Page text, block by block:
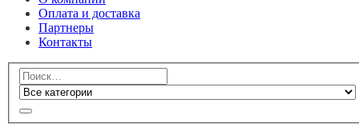
Оплата и доставка
Партнеры
Контакты